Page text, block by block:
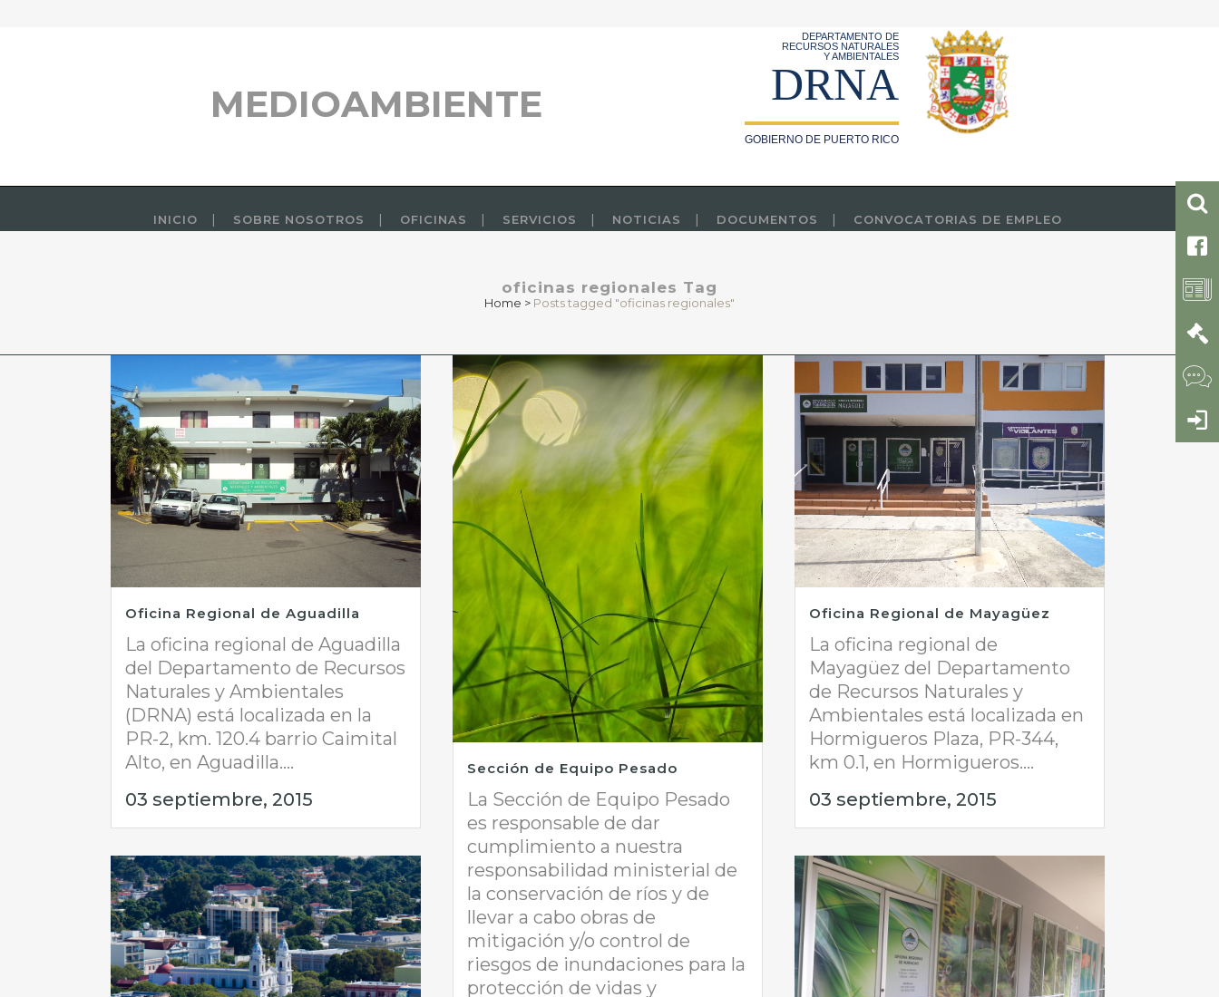
MEDIOAMBIENTE
DEPARTAMENTO DE
RECURSOS NATURALES
Y AMBIENTALES
DRNA
GOBIERNO DE PUERTO RICO
INICIO SOBRE NOSOTROS OFICINAS SERVICIOS NOTICIAS DOCUMENTOS CONVOCATORIAS DE EMPLEO
oficinas regionales Tag
Home > Posts tagged "oficinas regionales"
Oficina Regional de Aguadilla
La oficina regional de Aguadilla
del Departamento de Recursos
Naturales y Ambientales
(DRNA) está localizada en la
PR-2, km. 120.4 barrio Caimital
Alto, en Aguadilla....
03 septiembre, 2015
Sección de Equipo Pesado
La Sección de Equipo Pesado
es responsable de dar
cumplimiento a nuestra
responsabilidad ministerial de
la conservación de ríos y de
llevar a cabo obras de
mitigación y/o control de
riesgos de inundaciones para la
protección de vidas y
Oficina Regional de Mayagüez
La oficina regional de
Mayagüez del Departamento
de Recursos Naturales y
Ambientales está localizada en
Hormigueros Plaza, PR-344,
km 0.1, en Hormigueros....
03 septiembre, 2015